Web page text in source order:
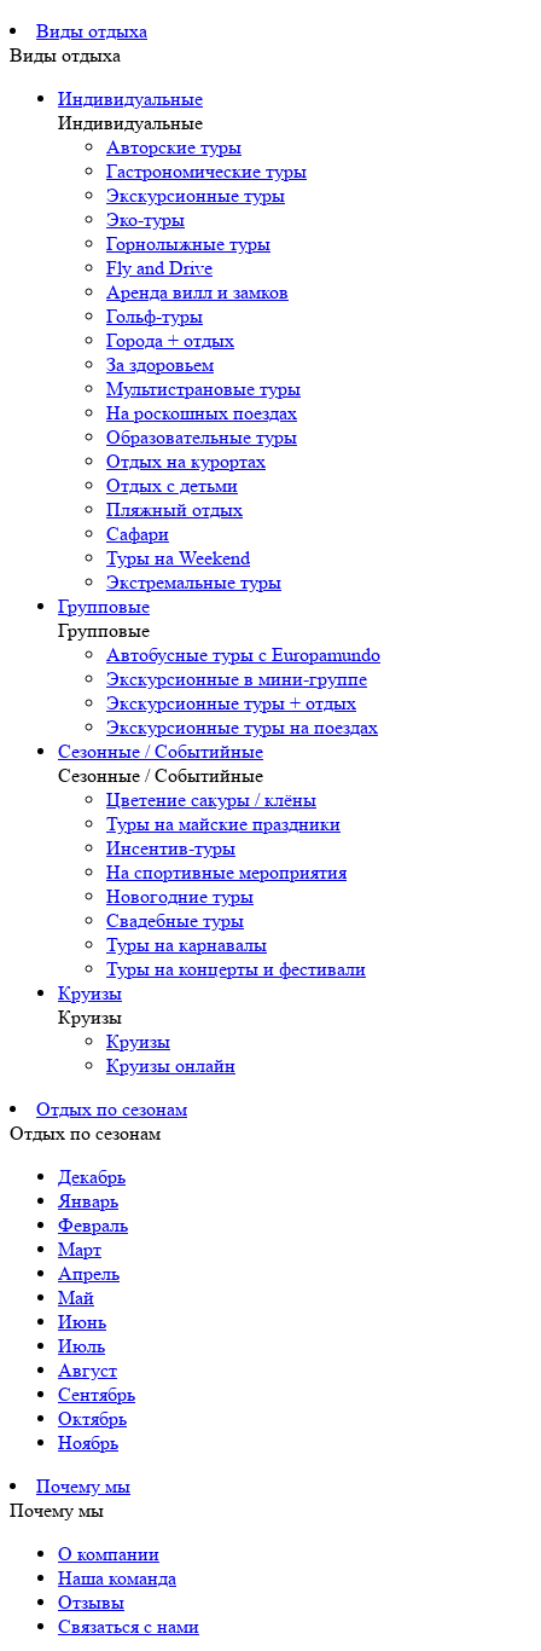
Виды отдыха
Виды отдыха
Индивидуальные
Индивидуальные
Авторские туры
Гастрономические туры
Экскурсионные туры
Эко-туры
Горнолыжные туры
Fly and Drive
Аренда вилл и замков
Гольф-туры
Города + отдых
За здоровьем
Мультистрановые туры
На роскошных поездах
Образовательные туры
Отдых на курортах
Отдых с детьми
Пляжный отдых
Сафари
Туры на Weekend
Экстремальные туры
Групповые
Групповые
Автобусные туры с Europamundo
Экскурсионные в мини-группе
Экскурсионные туры + отдых
Экскурсионные туры на поездах
Сезонные / Событийные
Сезонные / Событийные
Цветение сакуры / клёны
Туры на майские праздники
Инсентив-туры
На спортивные мероприятия
Новогодние туры
Свадебные туры
Туры на карнавалы
Туры на концерты и фестивали
Круизы
Круизы
Круизы
Круизы онлайн
Отдых по сезонам
Отдых по сезонам
Декабрь
Январь
Февраль
Март
Апрель
Май
Июнь
Июль
Август
Сентябрь
Октябрь
Ноябрь
Почему мы
Почему мы
О компании
Наша команда
Отзывы
Связаться с нами